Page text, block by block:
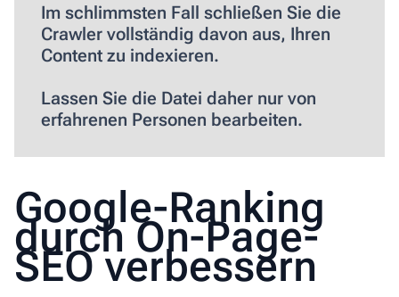
Im schlimmsten Fall schließen Sie die
Crawler vollständig davon aus, Ihren
Content zu indexieren.
Lassen Sie die Datei daher nur von
erfahrenen Personen bearbeiten.
Google-Ranking
durch On-Page-
SEO verbessern